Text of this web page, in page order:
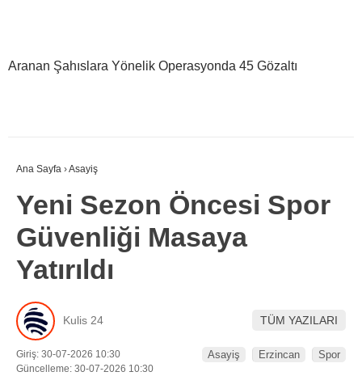
Aranan Şahıslara Yönelik Operasyonda 45 Gözaltı
Ana Sayfa ›Asayiş
Yeni Sezon Öncesi Spor
Güvenliği Masaya
Yatırıldı
Kulis 24 TÜM YAZILARI
Giriş: 30-07-2026 10:30
Güncelleme: 30-07-2026 10:30
Asayiş Erzincan Spor